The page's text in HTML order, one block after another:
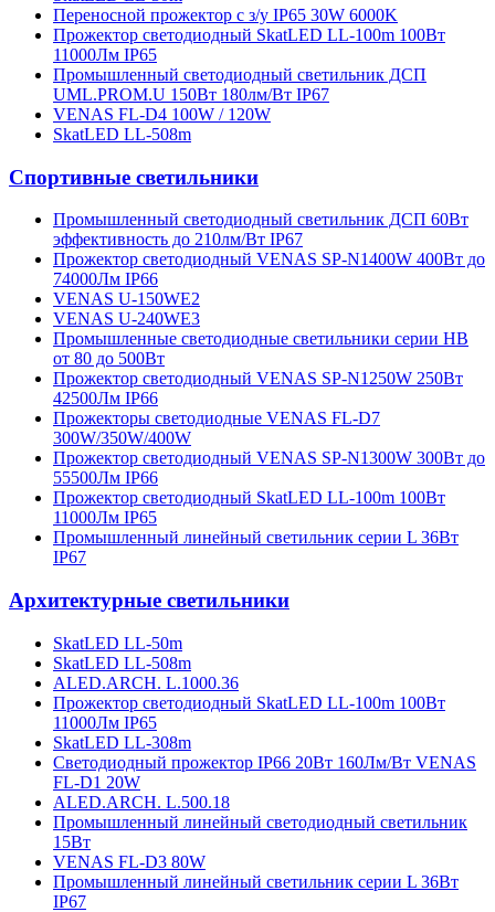
Переносной прожектор с з/у IP65 30W 6000K
Прожектор светодиодный SkatLED LL-100m 100Вт
11000Лм IP65
Промышленный светодиодный светильник ДСП
UML.PROM.U 150Вт 180лм/Вт IP67
VENAS FL-D4 100W / 120W
SkatLED LL-508m
Спортивные светильники
Промышленный светодиодный светильник ДСП 60Вт
эффективность до 210лм/Вт IP67
Прожектор светодиодный VENAS SP-N1400W 400Вт до
74000Лм IP66
VENAS U-150WE2
VENAS U-240WE3
Промышленные светодиодные светильники серии HB
от 80 до 500Вт
Прожектор светодиодный VENAS SP-N1250W 250Вт
42500Лм IP66
Прожекторы светодиодные VENAS FL-D7
300W/350W/400W
Прожектор светодиодный VENAS SP-N1300W 300Вт до
55500Лм IP66
Прожектор светодиодный SkatLED LL-100m 100Вт
11000Лм IP65
Промышленный линейный светильник серии L 36Вт
IP67
Архитектурные светильники
SkatLED LL-50m
SkatLED LL-508m
ALED.ARCH. L.1000.36
Прожектор светодиодный SkatLED LL-100m 100Вт
11000Лм IP65
SkatLED LL-308m
Cветодиодный прожектор IP66 20Вт 160Лм/Вт VENAS
FL-D1 20W
ALED.ARCH. L.500.18
Промышленный линейный светодиодный светильник
15Вт
VENAS FL-D3 80W
Промышленный линейный светильник серии L 36Вт
IP67